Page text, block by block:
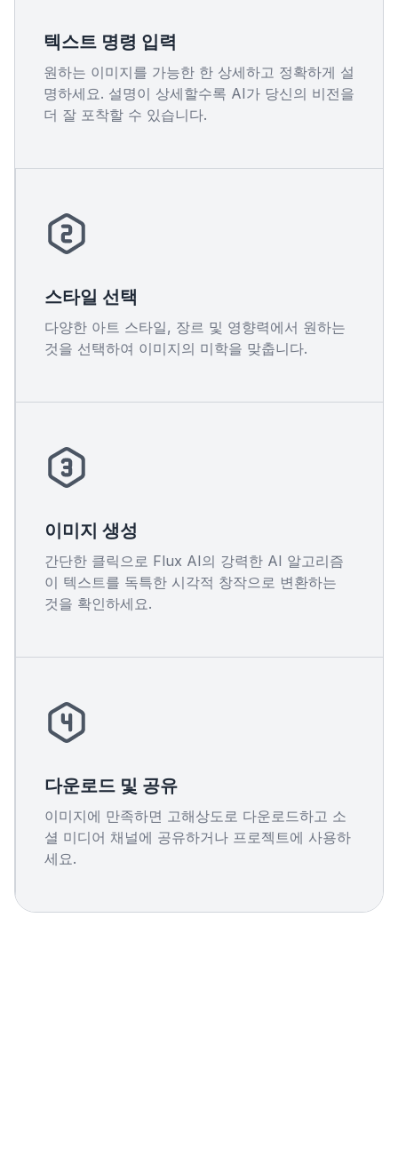
텍스트 명령 입력
원하는 이미지를 가능한 한 상세하고 정확하게 설
명하세요. 설명이 상세할수록 AI가 당신의 비전을
더 잘 포착할 수 있습니다.
스타일 선택
다양한 아트 스타일, 장르 및 영향력에서 원하는
것을 선택하여 이미지의 미학을 맞춥니다.
이미지 생성
간단한 클릭으로 Flux AI의 강력한 AI 알고리즘
이 텍스트를 독특한 시각적 창작으로 변환하는
것을 확인하세요.
다운로드 및 공유
이미지에 만족하면 고해상도로 다운로드하고 소
셜 미디어 채널에 공유하거나 프로젝트에 사용하
세요.